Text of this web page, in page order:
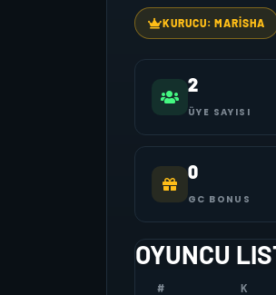
KURUCU: MARISHA
2
ÜYE SAYISI
0
GC BONUS
OYUNCU
# K